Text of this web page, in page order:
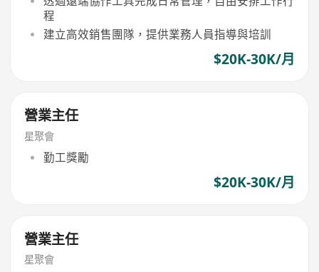
程
建立高效銷售團隊，提供業務人員指導與培訓
$20K-30K/月
營業主任
星聚會
勤工獎勵
$20K-30K/月
營業主任
星聚會